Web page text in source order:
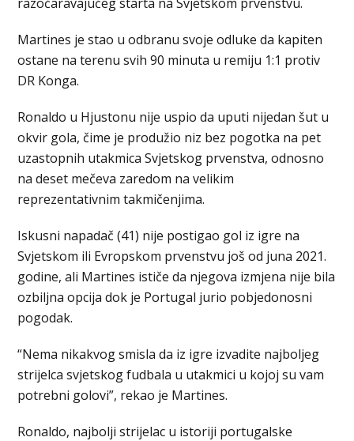
Martines je stao u odbranu svoje odluke da kapiten
ostane na terenu svih 90 minuta u remiju 1:1 protiv
DR Konga.
Ronaldo u Hjustonu nije uspio da uputi nijedan šut u
okvir gola, čime je produžio niz bez pogotka na pet
uzastopnih utakmica Svjetskog prvenstva, odnosno
na deset mečeva zaredom na velikim
reprezentativnim takmičenjima.
Iskusni napadač (41) nije postigao gol iz igre na
Svjetskom ili Evropskom prvenstvu još od juna 2021.
godine, ali Martines ističe da njegova izmjena nije bila
ozbiljna opcija dok je Portugal jurio pobjedonosni
pogodak.
“Nema nikakvog smisla da iz igre izvadite najboljeg
strijelca svjetskog fudbala u utakmici u kojoj su vam
potrebni golovi”, rekao je Martines.
Ronaldo, najbolji strijelac u istoriji portugalske